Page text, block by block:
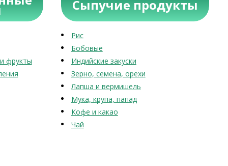
фрукты
Сыпучие продукты
Рис
Бобовые
Индийские закуски
Зерно, семена, орехи
Лапша и вермишель
Мука, крупа, папад
Кофе и какао
Чай